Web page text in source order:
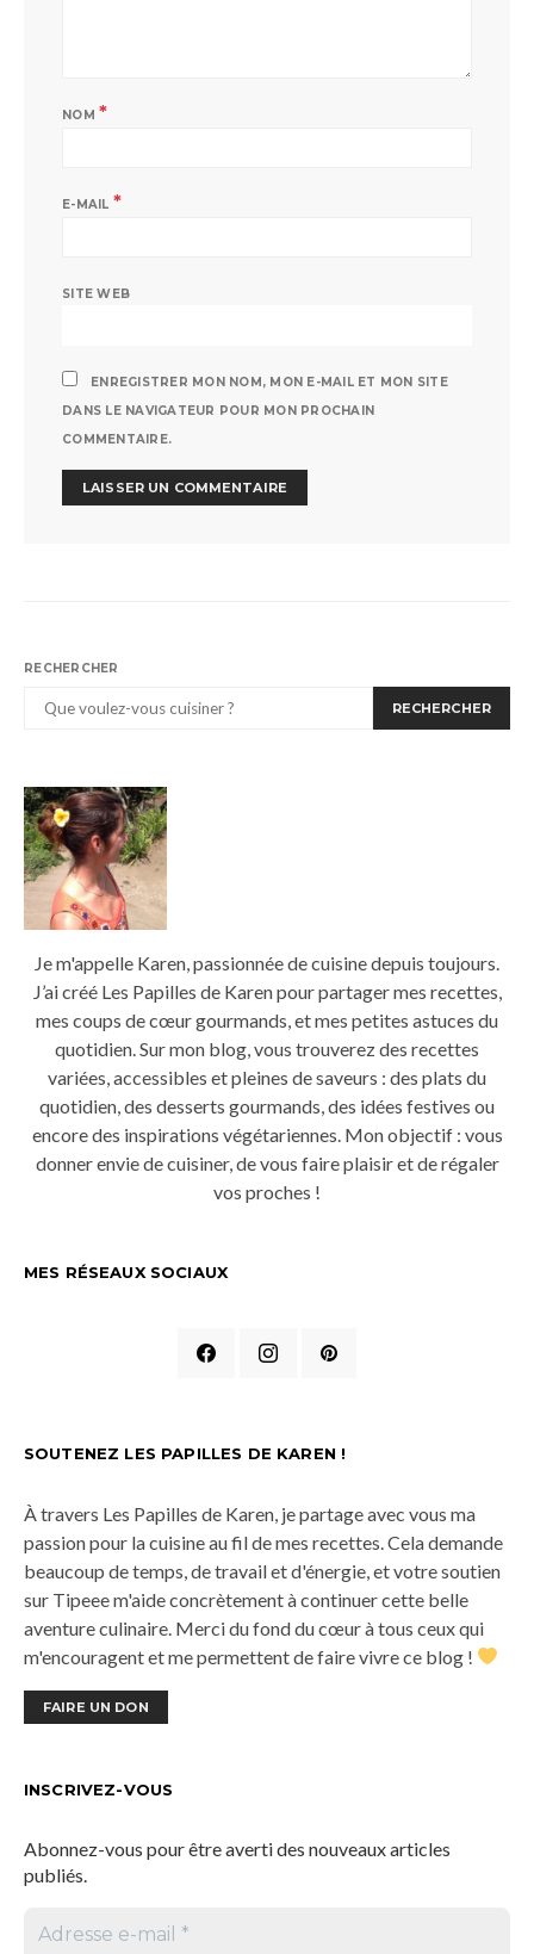
NOM *
E-MAIL *
SITE WEB
ENREGISTRER MON NOM, MON E-MAIL ET MON SITE
DANS LE NAVIGATEUR POUR MON PROCHAIN
COMMENTAIRE.
RECHERCHER
RECHERCHER
Je m'appelle Karen, passionnée de cuisine depuis toujours.
J’ai créé Les Papilles de Karen pour partager mes recettes,
mes coups de cœur gourmands, et mes petites astuces du
quotidien. Sur mon blog, vous trouverez des recettes
variées, accessibles et pleines de saveurs : des plats du
quotidien, des desserts gourmands, des idées festives ou
encore des inspirations végétariennes. Mon objectif : vous
donner envie de cuisiner, de vous faire plaisir et de régaler
vos proches !
MES RÉSEAUX SOCIAUX
SOUTENEZ LES PAPILLES DE KAREN !
À travers Les Papilles de Karen, je partage avec vous ma
passion pour la cuisine au fil de mes recettes. Cela demande
beaucoup de temps, de travail et d'énergie, et votre soutien
sur Tipeee m'aide concrètement à continuer cette belle
aventure culinaire. Merci du fond du cœur à tous ceux qui
m'encouragent et me permettent de faire vivre ce blog !
FAIRE UN DON
INSCRIVEZ-VOUS
Abonnez-vous pour être averti des nouveaux articles
publiés.